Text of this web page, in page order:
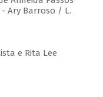
Ary Barroso / L.
e Rita Lee